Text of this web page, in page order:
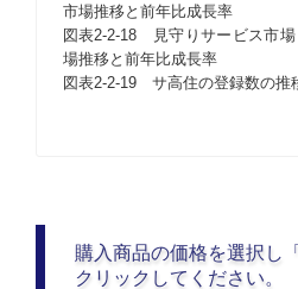
市場推移と前年比成長率
図表2-2-18 見守りサービス市
場推移と前年比成長率
図表2-2-19 サ高住の登録数の推
購入商品の価格を選択し
クリックしてください。